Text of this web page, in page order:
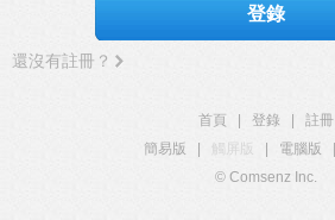
登錄
還沒有註冊？
首頁 登錄
註冊
簡易版
觸屏版 電腦版
© Comsenz Inc.